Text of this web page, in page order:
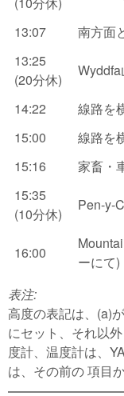
13:07 南方面
13:25
(20分休)
14:22 線路を
15:00
線路を
15:16
家畜・
15:35
(10分休)
Pen-y-
16:00
ーにて)
表注:
高度の表記は、(a)
にセット、それ以
度計、温度計は、
は、その前の 項目